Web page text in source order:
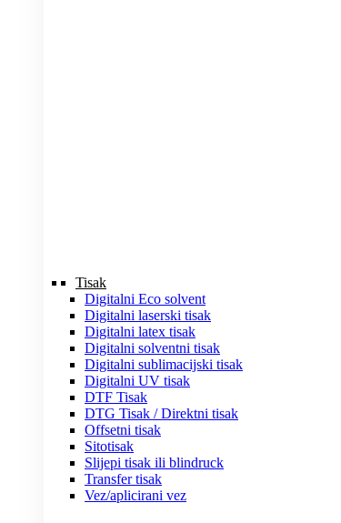
Tisak
Digitalni Eco solvent
Digitalni laserski tisak
Digitalni latex tisak
Digitalni solventni tisak
Digitalni sublimacijski tisak
Digitalni UV tisak
DTF Tisak
DTG Tisak / Direktni tisak
Offsetni tisak
Sitotisak
Slijepi tisak ili blindruck
Transfer tisak
Vez/aplicirani vez